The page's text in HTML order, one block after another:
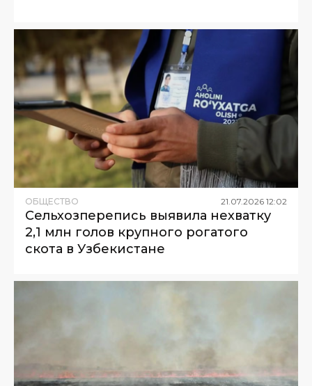
ОБЩЕСТВО 21.07.2026 12:02
Сельхозперепись выявила нехватку
2,1 млн голов крупного рогатого
скота в Узбекистане